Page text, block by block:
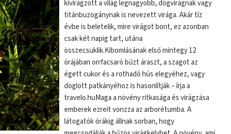
kivirágzott a világ legnagyobb, dögvirágnak vagy
titánbuzogánynak is nevezett virága. Akár tíz
évbe is beletelik, mire virágot bont, ez azonban
csak két napig tart, utána
összecsuklik.Kibomlásának első mintegy 12
órájában orrfacsaró bűzt áraszt, a szagot az
égett cukor és a rothadó hús elegyéhez, vagy
döglött patkányéhoz is hasonlítják – írja a
travelo.huMaga a növény ritkasága és virágzása
emberek ezreit vonzza az arborétumba. A
látogatók órákig állnak sorban, hogy